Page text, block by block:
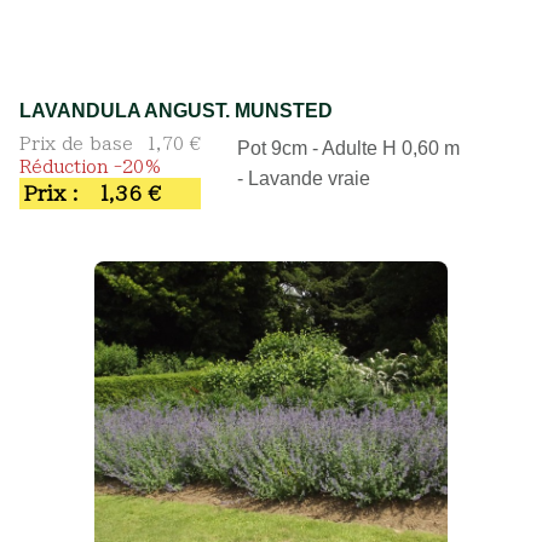
LAVANDULA ANGUST. MUNSTED
Prix de base
1,70 €
Réduction -20%
Prix : 1,36 €
Pot 9cm - Adulte H 0,60 m
- Lavande vraie